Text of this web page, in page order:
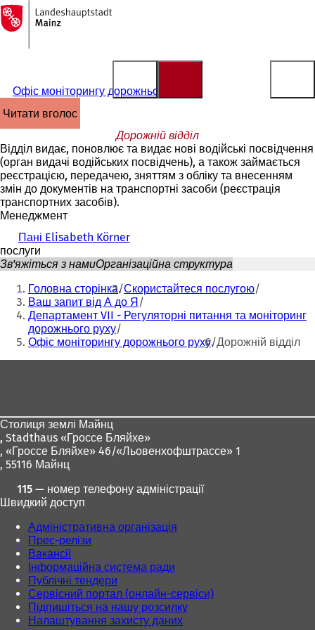
Перейти до змісту
На
головну
сторінку
Офіс моніторингу дорожнього руху
читати вголос
Дорожній відділ
Відділ видає, поновлює та видає нові водійські посвідчення
(орган видачі водійських посвідчень), а також займається
реєстрацією, передачею, зняттям з обліку та внесенням
змін до документів на транспортні засоби (реєстрація
транспортних засобів).
Менеджмент
Пані Elisabeth Körner
послуги
Зв'яжіться з намиОрганізаційна структура
Ти
тут:
Головна сторінка Скористайтеся послугою
Ваш запит від А до Я
Департамент VII - Регуляторні питання та моніторинг
дорожнього руху
Офіс моніторингу дорожнього руху Дорожній відділ
Столиця землі Майнц
, Stadthaus «Гроссе Бляйхе»
, «Гроссе Бляйхе» 46/«Льовенхофштрассе» 1
, 55116 Майнц
115 — номер телефону адміністрації
Швидкий доступ
Адміністративна організація
Прес-релізи
Вакансії
Інформаційна система ради
Публічні тендери
Сервісний портал (онлайн-сервіси)
Підпишіться на нашу розсилку
Налаштування захисту даних